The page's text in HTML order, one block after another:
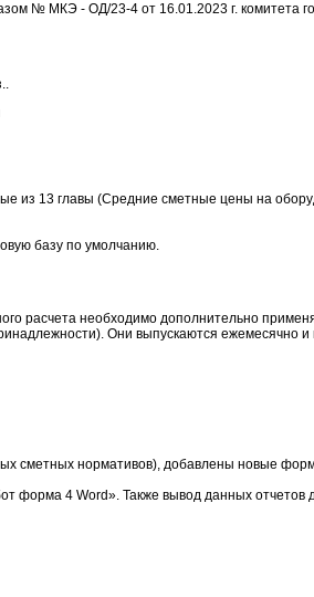
№ МКЭ - ОД/23-4 от 16.01.2023 г. комитета
из 13 главы (Средние сметные цены на
базу по умолчанию.
расчета необходимо дополнительно
Они выпускаются ежемесячно и
сметных нормативов), добавлены новые
4 Word». Также вывод данных отчетов